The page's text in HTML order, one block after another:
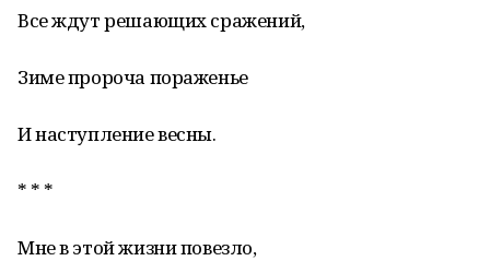
Все ждут решающих сражений,
Зиме пророча пораженье
И наступление весны.
* * *
Мне в этой жизни повезло,